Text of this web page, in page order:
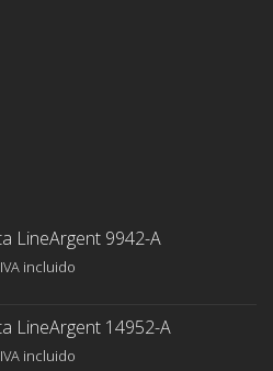
LineArgent 9942-A
IVA incluido
LineArgent 14952-A
IVA incluido